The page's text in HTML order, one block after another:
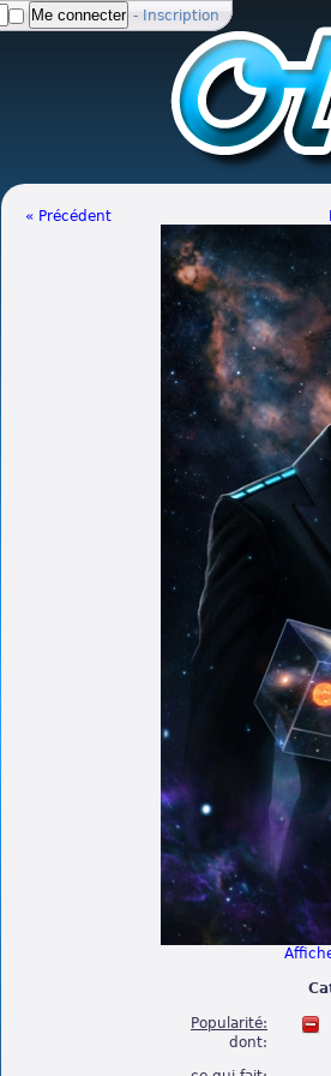
- Inscription
« Précédent
Popularité:
dont: